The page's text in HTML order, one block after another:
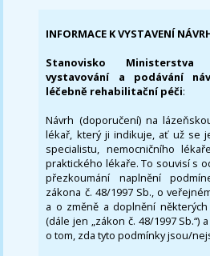
INFORMACE K VYSTAVENÍ
Stanovisko
vystavování a podávání
léčebně rehabilitační péči:
Návrh (doporučení) na
lékař, který ji indikuje, ať už se
specialistu, nemocničního
praktického lékaře. To souvisí s
přezkoumání naplnění
zákona č. 48/1997 Sb., o
a o změně a doplnění
(dále jen „zákon č. 48/1997 Sb.“)
o tom, zda tyto podmínky jsou/